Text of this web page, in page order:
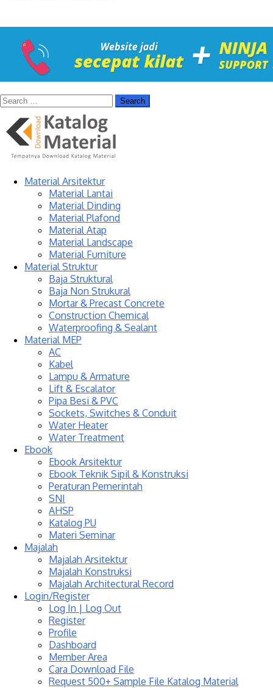
Material Arsitektur
Material Lantai
Material Dinding
Material Plafond
Material Atap
Material Landscape
Material Furniture
Material Struktur
Baja Struktural
Baja Non Strukural
Mortar & Precast Concrete
Construction Chemical
Waterproofing & Sealant
Material MEP
AC
Kabel
Lampu & Armature
Lift & Escalator
Pipa Besi & PVC
Sockets, Switches & Conduit
Water Heater
Water Treatment
Ebook
Ebook Arsitektur
Ebook Teknik Sipil & Konstruksi
Peraturan Pemerintah
SNI
AHSP
Katalog PU
Materi Seminar
Majalah
Majalah Arsitektur
Majalah Konstruksi
Majalah Architectural Record
Login/Register
Log In | Log Out
Register
Profile
Dashboard
Member Area
Cara Download File
Request 500+ Sample File Katalog Material